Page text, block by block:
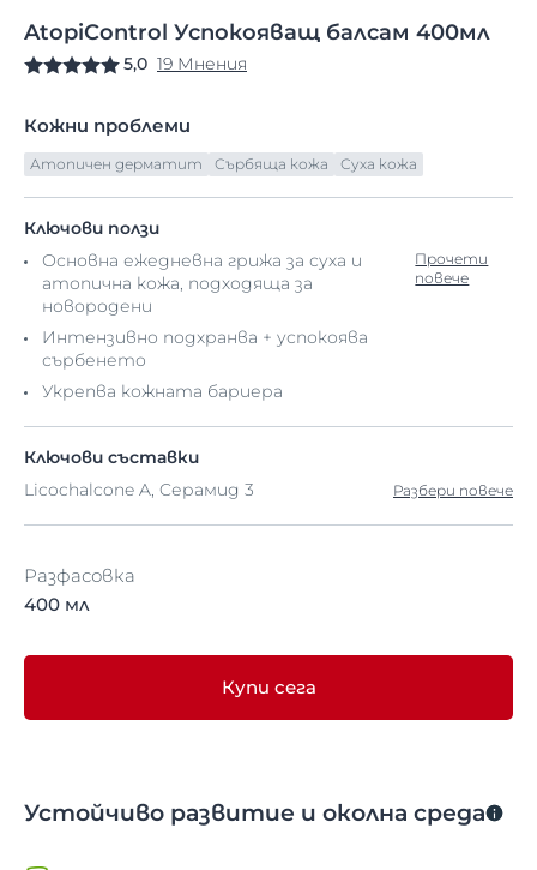
AtopiControl Успокояващ балсам 400мл
5,0 19 Мнения
Кожни проблеми
Атопичен дерматит Сърбяща кожа Суха кожа
Ключови ползи
Основна ежедневна грижа за суха и
атопична кожа, подходяща за
новородени
Интензивно подхранва + успокоява
сърбенето
Укрепва кожната бариера
Прочети
повече
Ключови съставки
Licochalcone A, Cерамид 3
Разбери повече
Разфасовка
400 мл
Купи сега
Устойчиво развитие и околна среда